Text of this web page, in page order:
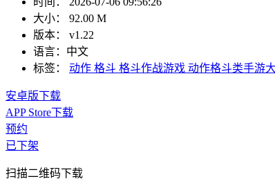
大小：
92.00 M
版本：
v1.22
语言： 中文
标签：
动作 格斗 格斗作战游戏 动作格斗类手游
安卓版下载
APP Store下载
预约
已下架
扫描二维码下载